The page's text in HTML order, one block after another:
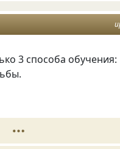
3 способа